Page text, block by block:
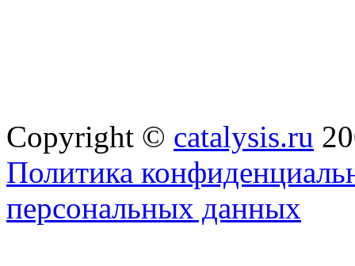
Copyright © catalysis.ru
Политика
персональных данных